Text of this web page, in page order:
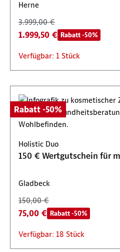
Herne
3.999,00 €
1.999,50 € Rabatt -50%
Verfügbar: 1 Stück
Rabatt -50%
Holistic Duo
150 € Wertgutschein für
Gladbeck
150,00 €
75,00 € Rabatt -50%
Verfügbar: 18 Stück